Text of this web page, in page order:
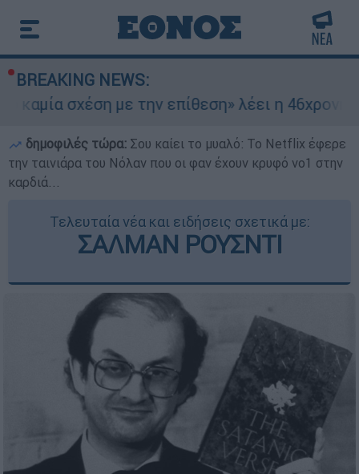
BREAKING NEWS:
με την επίθεση» λέει η 46χρονη - Τι
δημοφιλές τώρα: Σου καίει το μυαλό: Το Netflix έφερε
την ταινιάρα του Νόλαν που οι φαν έχουν κρυφό νο1 στην
καρδιά...
Τελευταία νέα και ειδήσεις σχετικά με:
ΣΑΛΜΑΝ ΡΟΥΣΝΤΙ